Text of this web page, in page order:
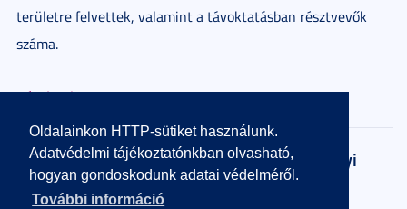
Oldalainkon HTTP-sütiket használunk.
Adatvédelmi tájékoztatónkban olvasható,
hogyan gondoskodunk adatai védelméről.
További információ
területre felvettek, valamint a távoktatásban résztvevők
száma.
Részletek
Felvételi ponthatárok a Fogorvostudományi
Karon 2018-ban